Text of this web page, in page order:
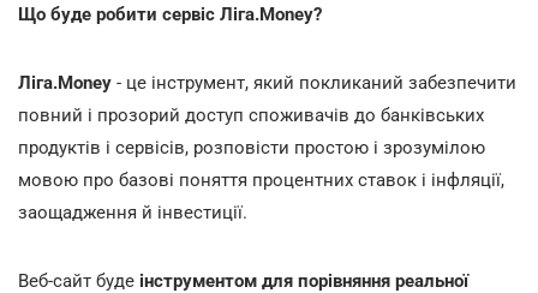
Що буде робити сервіс Ліга.Money?
Ліга.Money - це інструмент, який покликаний забезпечити
повний і прозорий доступ споживачів до банківських
продуктів і сервісів, розповісти простою і зрозумілою
мовою про базові поняття процентних ставок і інфляції,
заощадження й інвестиції.
Веб-сайт буде інструментом для порівняння реальної